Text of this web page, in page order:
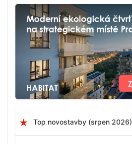
Top novostavby (srpen 2026)